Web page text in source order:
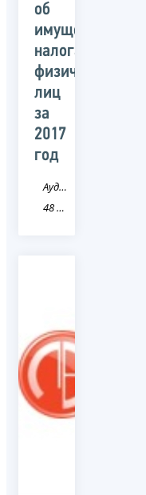
об
имущественных
налогах
физических
лиц
за
2017
год
Аудио
48 Липецкая область